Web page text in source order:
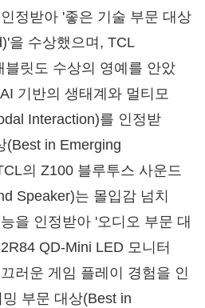
정받아 '좋은 기술 부문 대상
을 수상했으며, TCL
블릿도 수상의 영예를 안았
기반의 생태계와 멀티모
Interaction)를 인정받
(Best in Emerging
의 Z100 블루투스 사운드
Speaker)는 몰입감 넘치
을 인정받아 '오디오 부문 대
QD-Mini LED 모니터
러운 게임 플레이 경험을 인
부문 대상(Best in